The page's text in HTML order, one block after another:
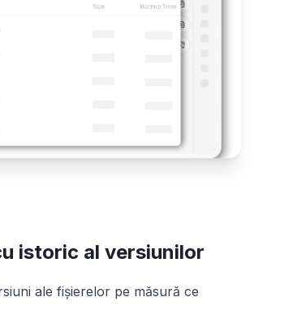
istoric al versiunilor
ale fișierelor pe măsură ce